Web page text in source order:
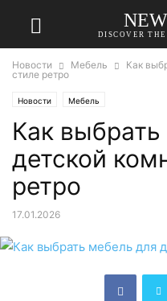
DISCOVER
Новости Мебель
Как
стиле ретро
Новости Мебель
Как
детской
ретро
17.01.2026